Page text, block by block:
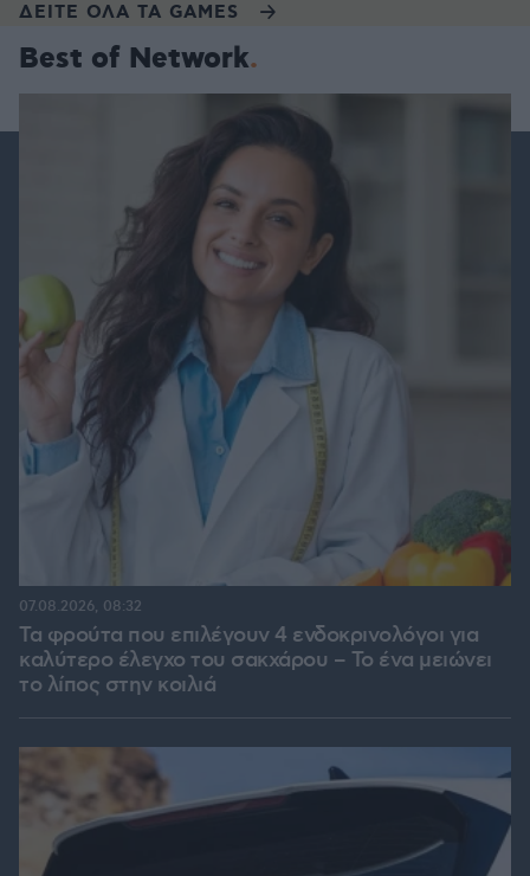
ΔΕΙΤΕ ΟΛΑ ΤΑ GAMES
Best of Network
Τα φρούτα που επιλέγουν 4 ενδοκρινολόγοι για
καλύτερο έλεγχο του σακχάρου – Το ένα μειώνει
το λίπος στην κοιλιά
07.08.2026, 08:32